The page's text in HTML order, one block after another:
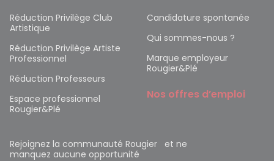
Réduction Privilège Club
Artistique
Réduction Privilège Artiste
Professionnel
Réduction Professeurs
Espace professionnel
Rougier&Plé
Candidature spontanée
Qui sommes-nous ?
Marque employeur
Rougier&Plé
Nos offres d’emploi
Rejoignez la communauté Rougier et ne
manquez aucune opportunité